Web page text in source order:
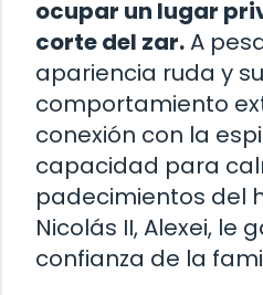
ocupar un lugar
corte del zar.A
apariencia ruda y su
comportamiento
conexión con la
capacidad para
padecimientos del
Nicolás II, Alexei, le
confianza de la